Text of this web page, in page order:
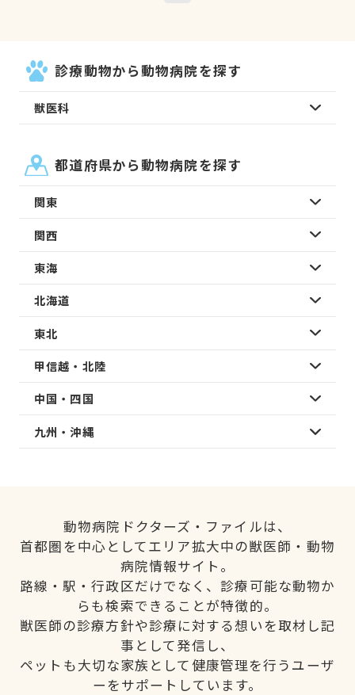
診療動物から動物病院を探す
獣医科
都道府県から動物病院を探す
関東
関西
東海
北海道
東北
甲信越・北陸
中国・四国
九州・沖縄
動物病院ドクターズ・ファイルは、
首都圏を中心としてエリア拡大中の獣医師・動物
病院情報サイト。
路線・駅・行政区だけでなく、診療可能な動物か
らも検索できることが特徴的。
獣医師の診療方針や診療に対する想いを取材し記
事として発信し、
ペットも大切な家族として健康管理を行うユーザ
ーをサポートしています。